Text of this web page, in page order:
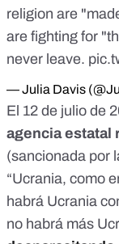
religion are
are fighting for
never leave.
— Julia Davis
El 12 de julio de
agencia estatal
(sancionada por
“Ucrania, como
habrá Ucrania
no habrá más